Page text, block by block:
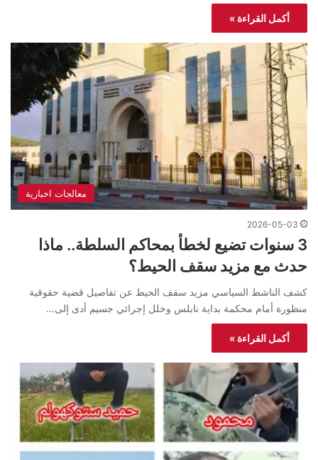
أكمل القراءة »
معالجات اخبارية
2026-05-03
3 سنوات تضيع لخطأ بمحاكم السلطة.. ماذا
حدث مع مزيد سقف الحيط؟
كشف الناشط السياسي مزيد سقف الحيط عن تفاصيل قضية حقوقية
منظورة أمام محكمة بداية نابلس وخلل إجرائي جسيم أدى إلى…
أكمل القراءة »